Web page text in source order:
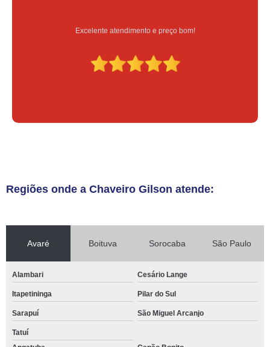
Excelente atendimento e preço bom!
Regiões onde a Chaveiro Gilson atende:
Avaré Boituva Sorocaba São Paulo
Alambari Cesário Lange
Itapetininga Pilar do Sul
Sarapuí São Miguel Arcanjo
Tatuí